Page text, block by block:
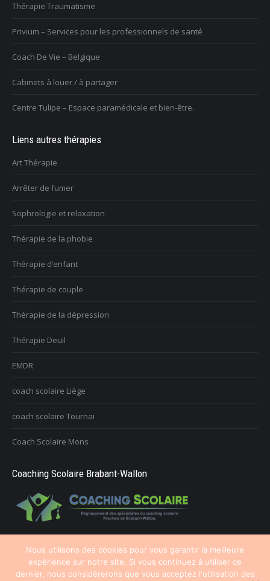
Thérapie Traumatisme
Privium – Services pour les professionnels de santé
Coach De Vie – Belgique
Cabinets à louer / à partager
Centre Tulipe – Espace paramédicale et bien-être.
Liens autres thérapies
Art Thérapie
Arrêter de fumer
Sophrologie et relaxation
Thérapie de la phobie
Thérapie d’enfant
Thérapie de couple
Thérapie de la dépression
Thérapie Deuil
EMDR
coach scolaire Liège
coach scolaire Tournai
Coach Scolaire Mons
Coaching Scolaire Brabant-Wallon
Copyright © 2016, 2026
, tous droits réservés.
Nous utilisons des cookies pour vous garantir la meilleure
expérience sur notre site. Si vous continuez à utiliser ce
dernier, nous considérerons que vous acceptez l'utilisation des